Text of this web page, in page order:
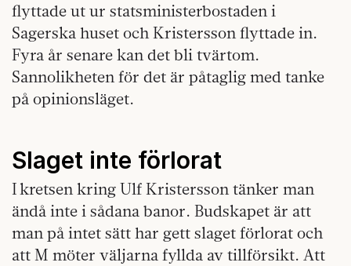
flyttade ut ur statsministerbostaden i
Sagerska huset och Kristersson flyttade in.
Fyra år senare kan det bli tvärtom.
Sannolikheten för det är påtaglig med tanke
på opinionsläget.
Slaget inte förlorat
I kretsen kring Ulf Kristersson tänker man
ändå inte i sådana banor. Budskapet är att
man på intet sätt har gett slaget förlorat och
att M möter väljarna fyllda av tillförsikt. Att